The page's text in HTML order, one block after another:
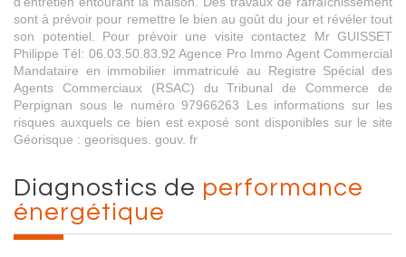
sont à prévoir pour remettre le bien au goût du jour et révéler tout
son potentiel. Pour prévoir une visite contactez Mr GUISSET
Philippe Tél: 06.03.50.83.92 Agence Pro Immo Agent Commercial
Mandataire en immobilier immatriculé au Registre Spécial des
Agents Commerciaux (RSAC) du Tribunal de Commerce de
Perpignan sous le numéro 97966263 Les informations sur les
risques auxquels ce bien est exposé sont disponibles sur le site
Géorisque : georisques. gouv. fr
diagnostics de performance
énergétique